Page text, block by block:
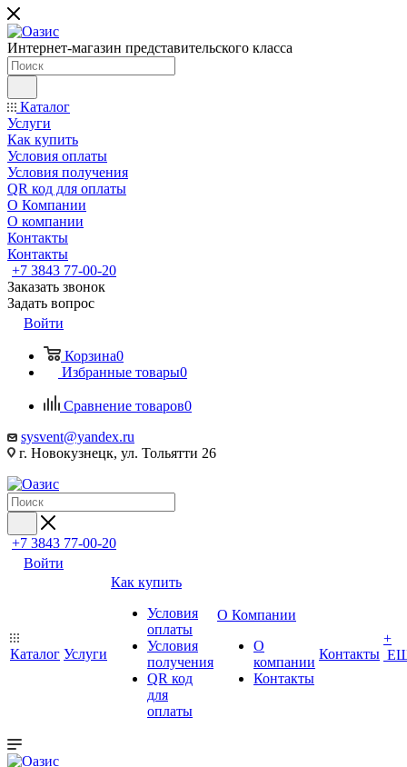
Интернет-магазин представительского класса
Каталог
Услуги
Как купить
Условия оплаты
Условия получения
QR код для оплаты
О Компании
О компании
Контакты
Контакты
+7 3843 77-00-20
Заказать звонок
Задать вопрос
Войти
Корзина0
Избранные товары0
Сравнение товаров0
sysvent@yandex.ru
г. Новокузнецк, ул. Тольятти 26
+7 3843 77-00-20
Войти
Каталог Услуги
Как купить
Условия
оплаты
Условия
получения
QR код
для
оплаты
О Компании
О
компании
Контакты
Контакты
+